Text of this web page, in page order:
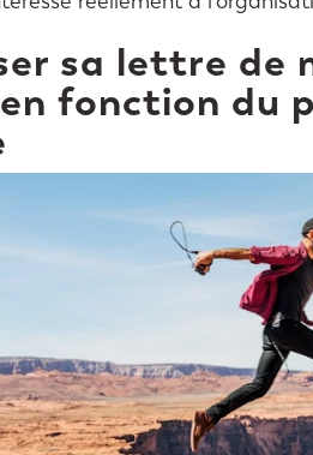
sa lettre
fonction du